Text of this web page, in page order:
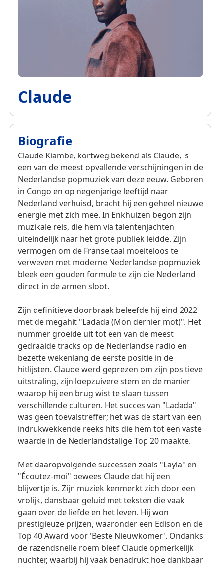
Claude
Biografie
Claude Kiambe, kortweg bekend als Claude, is
een van de meest opvallende verschijningen in de
Nederlandse popmuziek van deze eeuw. Geboren
in Congo en op negenjarige leeftijd naar
Nederland verhuisd, bracht hij een geheel nieuwe
energie met zich mee. In Enkhuizen begon zijn
muzikale reis, die hem via talentenjachten
uiteindelijk naar het grote publiek leidde. Zijn
vermogen om de Franse taal moeiteloos te
verweven met moderne Nederlandse popmuziek
bleek een gouden formule te zijn die Nederland
direct in de armen sloot.
Zijn definitieve doorbraak beleefde hij eind 2022
met de megahit "Ladada (Mon dernier mot)". Het
nummer groeide uit tot een van de meest
gedraaide tracks op de Nederlandse radio en
bezette wekenlang de eerste positie in de
hitlijsten. Claude werd geprezen om zijn positieve
uitstraling, zijn loepzuivere stem en de manier
waarop hij een brug wist te slaan tussen
verschillende culturen. Het succes van "Ladada"
was geen toevalstreffer; het was de start van een
indrukwekkende reeks hits die hem tot een vaste
waarde in de Nederlandstalige Top 20 maakte.
Met daaropvolgende successen zoals "Layla" en
"Écoutez-moi" bewees Claude dat hij een
blijvertje is. Zijn muziek kenmerkt zich door een
vrolijk, dansbaar geluid met teksten die vaak
gaan over de liefde en het leven. Hij won
prestigieuze prijzen, waaronder een Edison en de
Top 40 Award voor 'Beste Nieuwkomer'. Ondanks
de razendsnelle roem bleef Claude opmerkelijk
nuchter, waarbij hij vaak benadrukt hoe dankbaar